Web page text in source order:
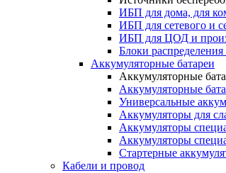
ИБП для дома, для
ИБП для сетевого и
ИБП для ЦОД и
Блоки
Аккумуляторные батареи
Аккумуляторные
Аккумуляторные
Универсальные
Аккумуляторы для
Аккумуляторы
Аккумуляторы
Стартерные
Кабели и провод